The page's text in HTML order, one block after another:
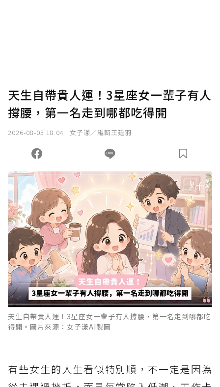
天生自帶貴人運！3星座女一輩子有人
撐腰，第一名走到哪都吃得開
2026-08-03 18:04 女子漾／編輯王廷羽
天生自帶貴人運！3星座女一輩子有人撐腰，第一名走到哪都吃
得開。圖片來源：女子漾AI製圖
有些女生的人生看似特別順，不一定是因為